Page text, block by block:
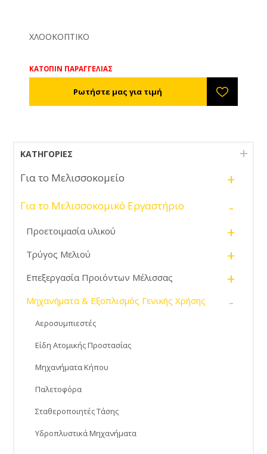
ΧΛΟΟΚΟΠΤΙΚΟ
ΚΑΤΟΠΙΝ ΠΑΡΑΓΓΕΛΙΑΣ
ΚΑΤΗΓΟΡΊΕΣ
Για το Μελισσοκομείο +
Για το Μελισσοκομικό Εργαστήριο -
Προετοιμασία υλικού +
Τρύγος Μελιού +
Επεξεργασία Προιόντων Μέλισσας +
Μηχανήματα & Εξοπλισμός Γενικής Χρήσης -
Αεροσυμπιεστές
Είδη Ατομικής Προστασίας
Μηχανήματα Κήπου
Παλετοφόρα
Σταθεροποιητές Τάσης
Υδροπλυστικά Μηχανήματα